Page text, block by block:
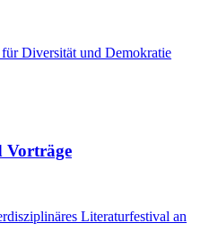
Diversität und Demokratie
Vorträge
Literaturfestival an